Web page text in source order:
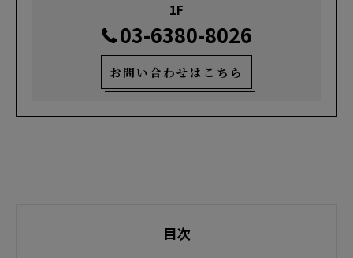
1F
03-6380-8026
お問い合わせはこちら
目次